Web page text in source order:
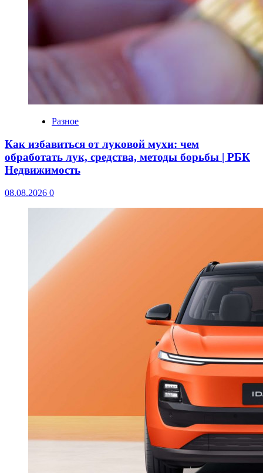
Разное
Как избавиться от луковой мухи: чем
обработать лук, средства, методы борьбы | РБК
Недвижимость
08.08.2026 0